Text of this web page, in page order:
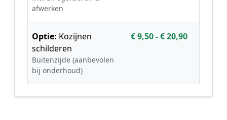
afwerken
Optie: Kozijnen
schilderen
Buitenzijde (aanbevolen
bij onderhoud)
€ 9,50 - € 20,90